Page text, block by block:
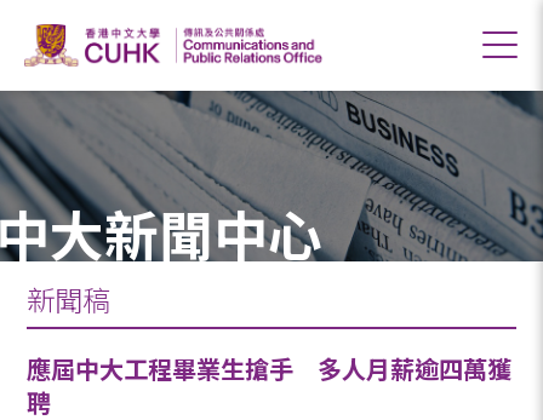
大新聞中心
新聞稿
應屆中大工程畢業生搶手 多人月薪逾四萬獲
聘